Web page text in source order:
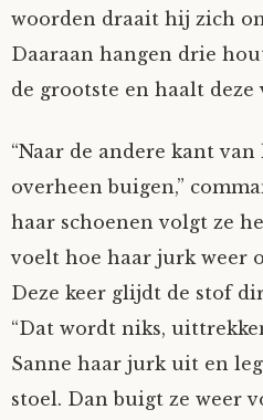
woorden draait hij zich
Daaraan hangen drie
de grootste en haalt deze
“Naar de andere kant
overheen buigen,”
haar schoenen volgt ze
voelt hoe haar jurk weer
Deze keer glijdt de stof
“Dat wordt niks,
Sanne haar jurk uit en
stoel. Dan buigt ze weer